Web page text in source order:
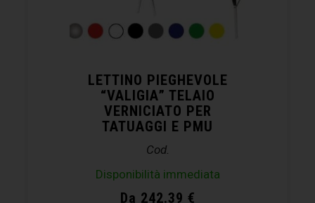
LETTINO PIEGHEVOLE
“VALIGIA” TELAIO
VERNICIATO PER
TATUAGGI E PMU
Cod.
Disponibilità immediata
Da 242.39 €